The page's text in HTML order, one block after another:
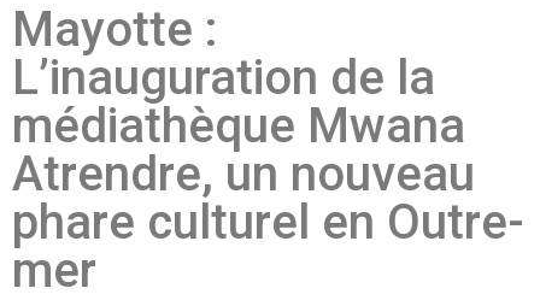
Mayotte :
L’inauguration de la
médiathèque Mwana
Atrendre, un nouveau
phare culturel en Outre-
mer